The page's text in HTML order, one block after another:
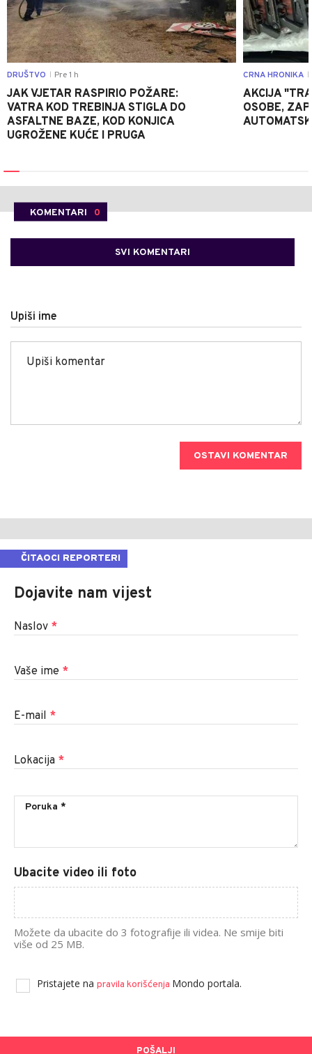
DRUŠTVO Pre 1 h
JAK VJETAR RASPIRIO POŽARE:
VATRA KOD TREBINJA STIGLA DO
ASFALTNE BAZE, KOD KONJICA
UGROŽENE KUĆE I PRUGA
CRNA HRONIKA
AKCIJA
OSOBE,
KOMENTARI 0
SVI KOMENTARI
Upiši ime
OSTAVI KOMENTAR
ČITAOCI REPORTERI
Dojavite nam vijest
Naslov *
Vaše ime *
E-mail *
Lokacija *
Ubacite video ili foto
Možete da ubacite do 3 fotografije ili videa. Ne smije biti
više od 25 MB.
Pristajete na pravila korišćenja Mondo portala.
POŠALJI